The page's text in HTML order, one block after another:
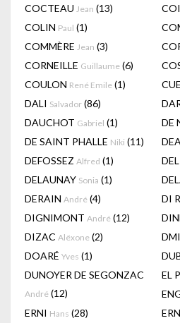
COCTEAU Jean (13)
COLIN Paul (1)
COMMÈRE Jean (3)
CORNEILLE Guillaume (6)
COULON René Emile (1)
DALI Salvador (86)
DAUCHOT Gabriel (1) DE
DE SAINT PHALLE Niki (11)
DEFOSSEZ Alfred (1)
DELAUNAY Sonia (1)
DERAIN André (4) DI
DIGNIMONT André (12)
DIZAC Alëxone (2)
DOARÉ Yves (1)
DUNOYER DE SEGONZAC
André (12)
EL
ERNI Hans (28)